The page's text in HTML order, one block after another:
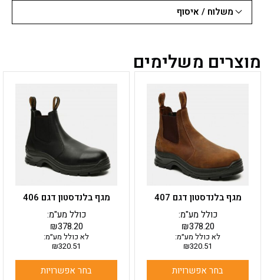
משלוח / איסוף
מוצרים משלימים
מגף בלנדסטון דגם 407
₪378.20
כולל מע"מ:
לא כולל מע״מ:
₪320.51
בחר אפשרויות
מספר
סוגים.
ניתן
לבחור
את
האפשרויות
המוצר
מגף בלנדסטון דגם 406
₪378.20
כולל מע"מ:
לא כולל מע״מ:
₪320.51
בחר אפשרויות
יש
מספר
סוגים.
ניתן
לבחור
את
האפשרויות
המוצר